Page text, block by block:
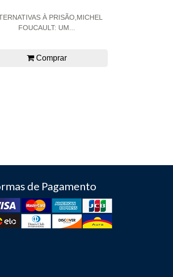
À PRISÃO,MICHEL
FOUCAULT: UM...
Comprar
de Pagamento